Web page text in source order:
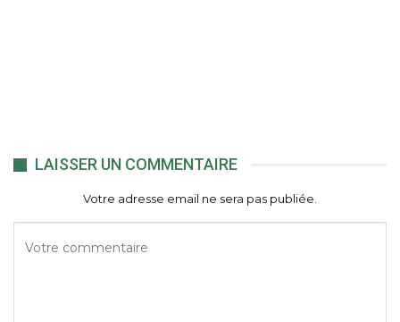
LAISSER UN COMMENTAIRE
Votre adresse email ne sera pas publiée.